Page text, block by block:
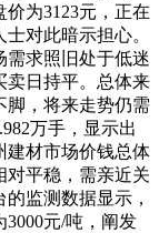
价为3123元，正在
对此暗示担心。
需求照旧处于低迷
卖日持平。总体来
脚，将来走势仍需
万手，显示出
建材市场价钱总体
对平稳，需亲近关
监测数据显示，
元/吨，阐发